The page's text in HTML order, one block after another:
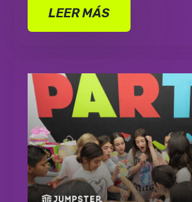
LEER MÁS